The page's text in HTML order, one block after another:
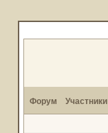
Форум Участники